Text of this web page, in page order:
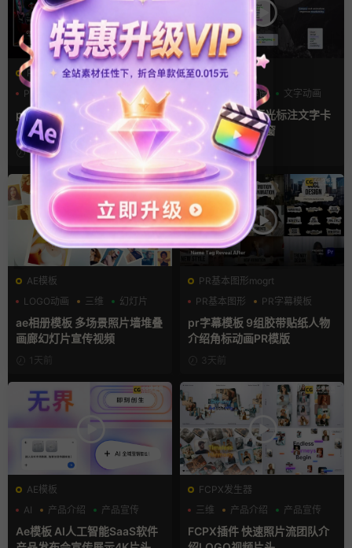
PR基本图形mogrt
PR基本图形
三维 倒计时
pr轮播模板 方屏竖屏4K展示
倒计时轮播图PR模版
9小时前
FCPX字幕
字幕模板
弹窗 文字动画
fcpx插件 9组高光标注文字卡
片窗口小组件浮窗
9小时前
AE模板
LOGO动画
三维 幻灯片
ae相册模板 多场景照片墙堆叠
画廊幻灯片宣传视频
1天前
PR基本图形mogrt
PR基本图形
PR字幕模板
人物介绍
pr字幕模板 9组胶带贴纸人物
介绍角标动画PR模版
3天前
AE模板
AI
产品介绍 产品宣传
Ae模板 AI人工智能SaaS软件
FCPX发生器
三维
产品介绍 产品宣传
FCPX插件 快速照片流团队介